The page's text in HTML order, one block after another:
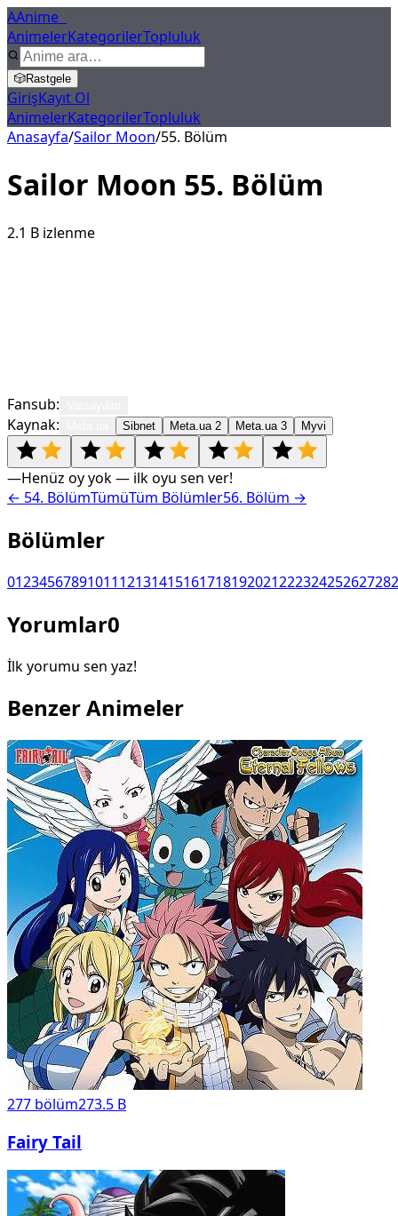
AAnime
AnimelerKategorilerTopluluk
🎲Rastgele
GirişKayıt Ol
AnimelerKategorilerTopluluk
Anasayfa/Sailor Moon/55. Bölüm
Sailor Moon 55. Bölüm
2.1 B izlenme
Fansub:
Kaynak: Sibnet Meta.ua 2 Meta.ua 3 Myvi
—Henüz oy yok — ilk oyu sen ver!
← 54. BölümTümüTüm Bölümler56. Bölüm →
Bölümler
012345678910111213141516171819202122232425262728
Yorumlar0
İlk yorumu sen yaz!
Benzer Animeler
277 bölüm273.5 B
Fairy Tail